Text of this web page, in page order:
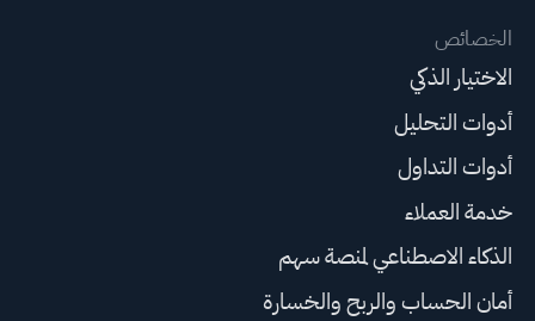
الخصائص
الاختيار الذكي
أدوات التحليل
أدوات التداول
خدمة العملاء
الذكاء الاصطناعي لمنصة سهم
أمان الحساب والربح والخسارة